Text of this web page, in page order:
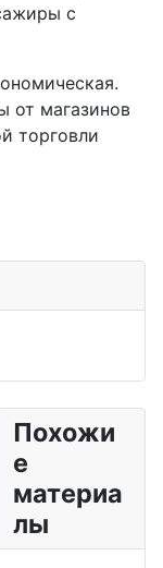
с
от магазинов
торговли
на
Похожи
е
материа
лы